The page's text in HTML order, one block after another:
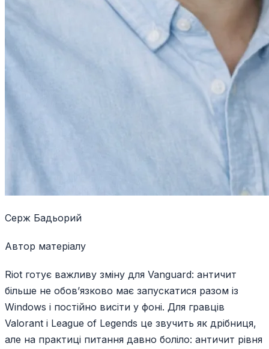
Серж Бадьорий
Автор матеріалу
Riot готує важливу зміну для Vanguard: античит
більше не обов’язково має запускатися разом із
Windows і постійно висіти у фоні. Для гравців
Valorant і League of Legends це звучить як дрібниця,
але на практиці питання давно боліло: античит рівня